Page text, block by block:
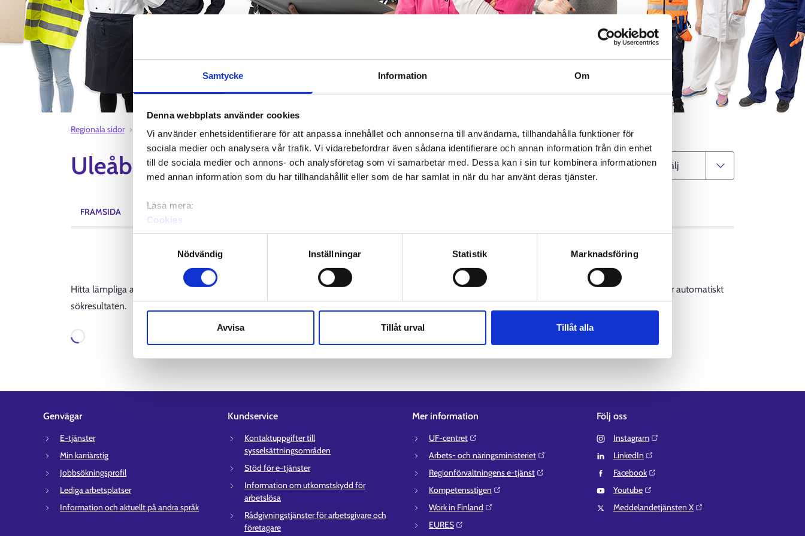
Samtycke Information Om
Denna webbplats använder cookies
Vi använder enhetsidentifierare för att anpassa innehållet och annonserna till användarna, tillhandahålla funktioner för
sociala medier och analysera vår trafik. Vi vidarebefordrar även sådana identifierare och annan information från din enhet
till de sociala medier och annons- och analysföretag som vi samarbetar med. Dessa kan i sin tur kombinera informationen
med annan information som du har tillhandahållit eller som de har samlat in när du har använt deras tjänster.
Läsa mera:
Cookies
Dataskydd och behandling av personuppgifter
Nödvändig
Inställningar Statistik Marknadsföring
Avvisa Tillåt urval Tillåt alla
Regionala sidor Uleåborgregionen sysselsättningsområde Utbildningar
Uleåborgregionen sysselsättningsområde Välj kommun
FRAMSIDA AKTUELLT
Utbildningar
Hitta lämpliga arbetskraftsutbildningar för dig i Finland. Du kan samtidigt lägga till flera sökord i sökfältet. Tillägg av sökkriterier från menyn uppdaterar automatiskt
sökresultaten.
Laddar
Genvägar
E-tjänster
Min karriärstig
Jobbsökningsprofil
Lediga arbetsplatser
Information och aktuellt på andra språk
Kundservice
Kontaktuppgifter till
sysselsättningsområden
Stöd för e-tjänster
Information om utkomstskydd för
arbetslösa
Rådgivningstjänster för arbetsgivare och
företagare
Mer information
UF-centret⁠
Arbets- och näringsministeriet⁠
Regionförvaltningens e-tjänst⁠
Kompetensstigen⁠
Work in Finland⁠
EURES⁠
Följ oss
Instagram⁠
LinkedIn⁠
Facebook⁠
Youtube⁠
Meddelandetjänsten X⁠